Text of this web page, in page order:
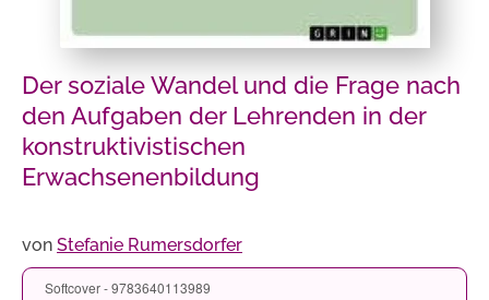
Der soziale Wandel und die Frage nach
den Aufgaben der Lehrenden in der
konstruktivistischen
Erwachsenenbildung
von Stefanie Rumersdorfer
Softcover - 9783640113989